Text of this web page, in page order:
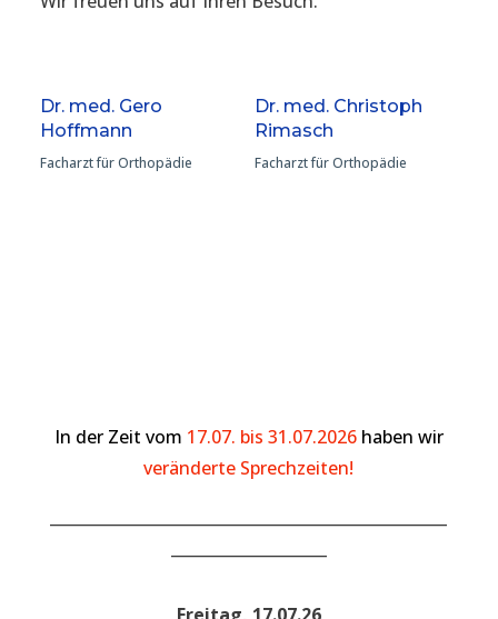
Dr. med. Gero
Hoffmann
Facharzt für Orthopädie
Dr. med. Christoph
Rimasch
Facharzt für Orthopädie
In der Zeit vom 17.07. bis 31.07.2026 haben wir
veränderte Sprechzeiten!